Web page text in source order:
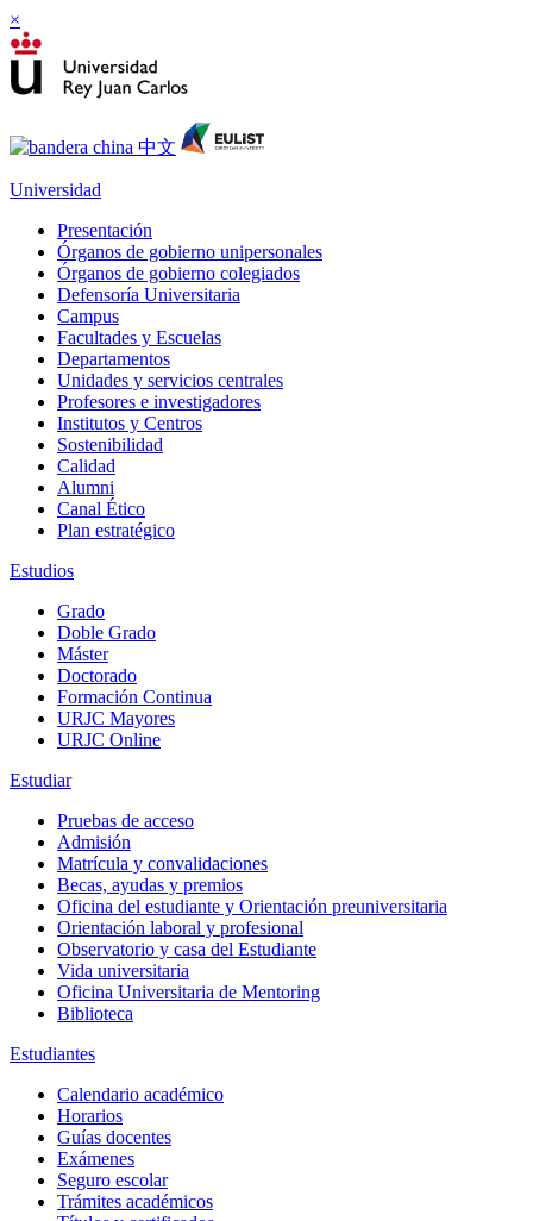
×
Universidad
Presentación
Órganos de gobierno unipersonales
Órganos de gobierno colegiados
Defensoría Universitaria
Campus
Facultades y Escuelas
Departamentos
Unidades y servicios centrales
Profesores e investigadores
Institutos y Centros
Sostenibilidad
Calidad
Alumni
Canal Ético
Plan estratégico
Estudios
Grado
Doble Grado
Máster
Doctorado
Formación Continua
URJC Mayores
URJC Online
Estudiar
Pruebas de acceso
Admisión
Matrícula y convalidaciones
Becas, ayudas y premios
Oficina del estudiante y Orientación preuniversitaria
Orientación laboral y profesional
Observatorio y casa del Estudiante
Vida universitaria
Oficina Universitaria de Mentoring
Biblioteca
Estudiantes
Calendario académico
Horarios
Guías docentes
Exámenes
Seguro escolar
Trámites académicos